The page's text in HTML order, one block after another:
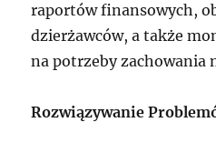
raportów finansowych,
dzierżawców, a także
na potrzeby zachowania
Rozwiązywanie